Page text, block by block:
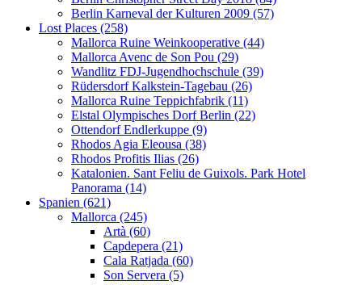
Berlin Karneval der Kulturen 2009 (57)
Lost Places (258)
Mallorca Ruine Weinkooperative (44)
Mallorca Avenc de Son Pou (29)
Wandlitz FDJ-Jugendhochschule (39)
Rüdersdorf Kalkstein-Tagebau (26)
Mallorca Ruine Teppichfabrik (11)
Elstal Olympisches Dorf Berlin (22)
Ottendorf Endlerkuppe (9)
Rhodos Agia Eleousa (38)
Rhodos Profitis Ilias (26)
Katalonien. Sant Feliu de Guixols. Park Hotel
Panorama (14)
Spanien (621)
Mallorca (245)
Artà (60)
Capdepera (21)
Cala Ratjada (60)
Son Servera (5)